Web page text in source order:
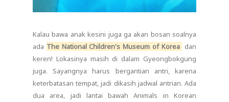
Kalau bawa anak kesini juga ga akan bosan soalnya
ada The National Children's Museum of Korea dan
keren! Lokasinya masih di dalam Gyeongbokgung
juga. Sayangnya harus bergantian antri, karena
keterbatasan tempat, jadi dikasih jadwal antrian. Ada
dua area, jadi lantai bawah Animals in Korean